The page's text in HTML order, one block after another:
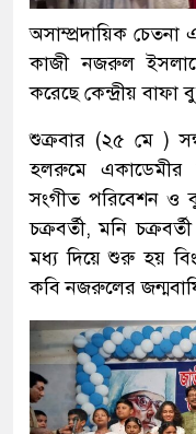
অসাম্প্রদায়িক
কাজী নজরুল
করেছে কেন্দ্রীয়
শুক্রবার (২৫ মে )
হলরুমে একাডেমীর
সংগীত পরিবেশন ও
চক্রবর্তী, মনি
মধ্য দিয়ে শুরু হয়
কবি নজরুলের